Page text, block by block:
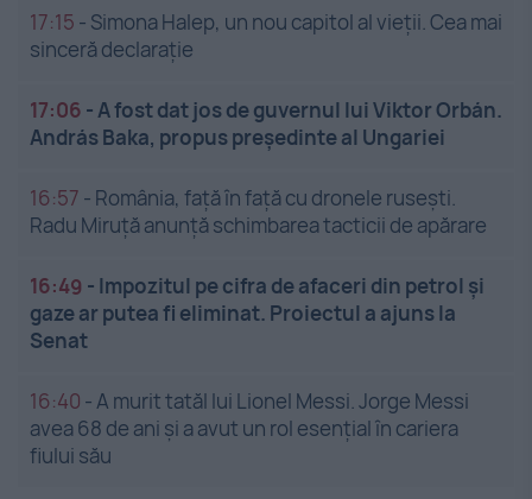
17:15 - Simona Halep, un nou capitol al vieții. Cea mai
sinceră declarație
17:06 -A fost dat jos de guvernul lui Viktor Orbán.
András Baka, propus președinte al Ungariei
16:57 - România, față în față cu dronele rusești.
Radu Miruță anunță schimbarea tacticii de apărare
16:49 - Impozitul pe cifra de afaceri din petrol și
gaze ar putea fi eliminat. Proiectul a ajuns la
Senat
16:40 -A murit tatăl lui Lionel Messi. Jorge Messi
avea 68 de ani și a avut un rol esențial în cariera
fiului său